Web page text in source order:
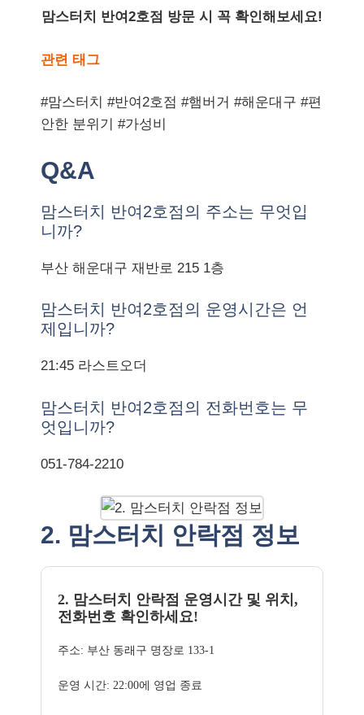
맘스터치 반여2호점 방문 시 꼭 확인해보세요!
관련 태그
#맘스터치 #반여2호점 #햄버거 #해운대구 #편
안한 분위기 #가성비
Q&A
맘스터치 반여2호점의 주소는 무엇입
니까?
부산 해운대구 재반로 215 1층
맘스터치 반여2호점의 운영시간은 언
제입니까?
21:45 라스트오더
맘스터치 반여2호점의 전화번호는 무
엇입니까?
051-784-2210
2. 맘스터치 안락점 정보
2. 맘스터치 안락점 운영시간 및 위치,
전화번호 확인하세요!
주소: 부산 동래구 명장로 133-1
운영 시간: 22:00에 영업 종료